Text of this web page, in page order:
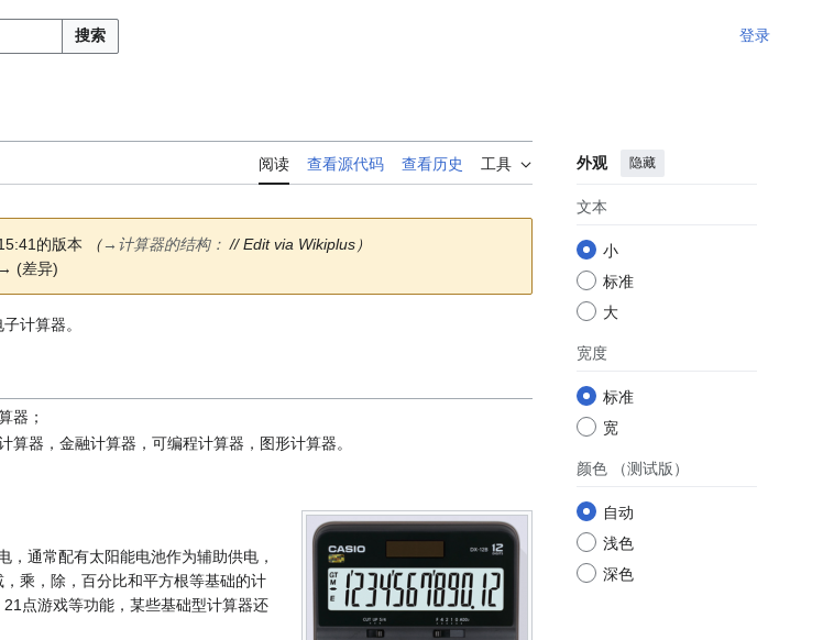
搜索 登录
阅读 查看源代码 查看历史 工具 外观 隐藏
文本
小
标准
大
宽度
标准
宽
颜色 （测试版）
自动
浅色
深色
的版本 （→ 计算器的结构：​ // Edit via Wikiplus）
(差异)
计算器。
器；
器，金融计算器，可编程计算器，图形计算器。
，通常配有太阳能电池作为辅助供电，
乘，除，百分比和平方根等基础的计
点游戏等功能，某些基础型计算器还